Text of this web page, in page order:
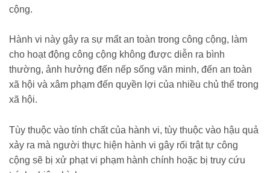
cộng.
Hành vi này gây ra sự mất an toàn trong công cộng, làm
cho hoạt động công cộng không được diễn ra bình
thường, ảnh hưởng đến nếp sống văn minh, đến an toàn
xã hội và xâm phạm đến quyền lợi của nhiều chủ thể trong
xã hội.
Tùy thuộc vào tính chất của hành vi, tùy thuộc vào hậu quả
xảy ra mà người thực hiện hành vi gây rối trật tự công
cộng sẽ bị xử phạt vi phạm hành chính hoặc bị truy cứu